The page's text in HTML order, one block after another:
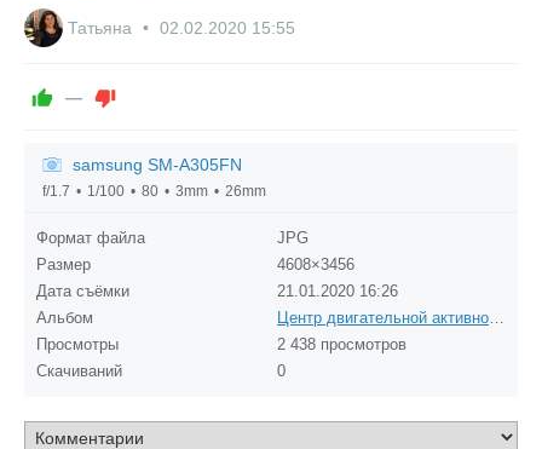
Татьяна 02.02.2020 15:55
—
samsung SM-A305FN
f/1.7 1/100 80 3mm 26mm
Формат файла
JPG
Размер
4608×3456
Дата съёмки
21.01.2020 16:26
Альбом
Центр двигательной активности группы
Просмотры
2 438 просмотров
Скачиваний
0